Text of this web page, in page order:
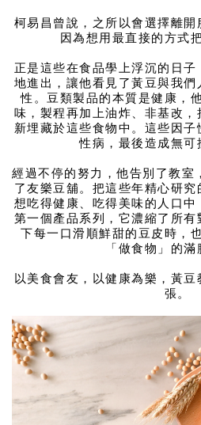
柯易昌曾說，之所以會選擇離
因為想用最直接的方式
正是這些在食品學上浮沉的日
地進出，讓他看見了黃豆與我
性。豆類製品的本質是健康，
味，製程再加上油炸、非基改
新埋藏於這些食物中。這些因
性病，最後造成無可
經過不停的努力，他告別了教室
了友樂豆舖。把這些年精心研
想吃得健康、吃得美味的人口
第一個產品系列，它濃縮了所
下每一口滑順鮮甜的豆皮時，
「做食物」的滿
以美食會友，以健康為樂，黃
張。